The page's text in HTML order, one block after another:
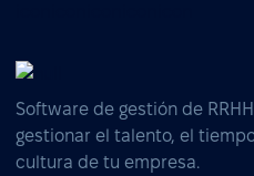
Software de gestión de
gestionar el talento, el
cultura de tu empresa.